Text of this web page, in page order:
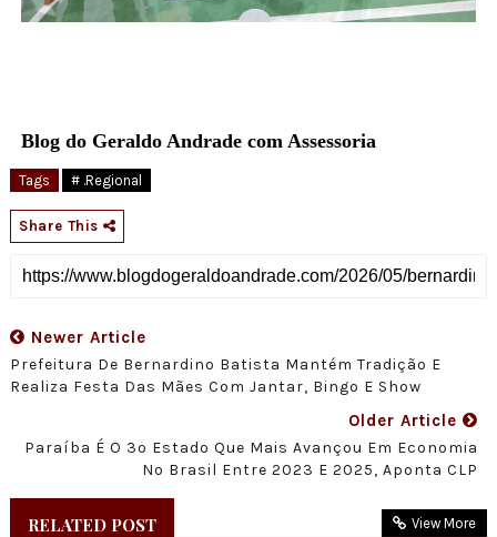
Blog do Geraldo Andrade com Assessoria
Tags # .Regional
Share This
Newer Article
Prefeitura De Bernardino Batista Mantém Tradição E
Realiza Festa Das Mães Com Jantar, Bingo E Show
Older Article
Paraíba É O 3º Estado Que Mais Avançou Em Economia
No Brasil Entre 2023 E 2025, Aponta CLP
RELATED POST View More